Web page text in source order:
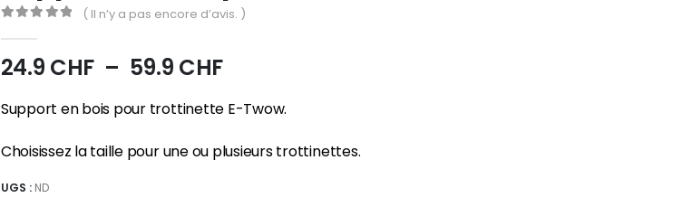
( Il n’y a pas encore d’avis. )
24.9 CHF – 59.9 CHF
Support en bois pour trottinette E-Twow.
Choisissez la taille pour une ou plusieurs trottinettes.
UGS : ND